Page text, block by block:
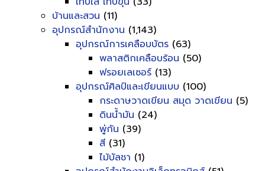
บ้านและสวน (11)
อุปกรณ์สำนักงาน (1,143)
อุปกรณ์การเคลือบบัตร (63)
พลาสติกเคลือบร้อน (50)
ฟรอยเลเซอร์ (13)
อุปกรณ์ศิลป์และเขียนแบบ (100)
กระดาษวาดเขียน สมุด วาดเขียน (5)
ดินน้ำมัน (24)
พู่กัน (39)
สี (31)
ไม้บัลชา (1)